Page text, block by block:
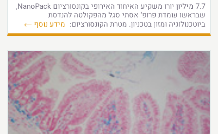
7.7 מיליון יורו משקיע האיחוד האירופי בקונסורציום NanoPack,
שבראשו עומדת פרופ' אסתי סגל מהפקולטה להנדסת
ביוטכנולוגיה ומזון בטכניון. מטרת הקונסורציום: מידע נוסף